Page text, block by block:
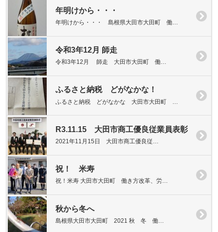
年明けから・・・
年明けから・・・ 島根県大田市大田町 働…
令和3年12月 師走
令和3年12月 師走 大田市大田町 働…
ふるさと納税 どがなかな！
ふるさと納税 どがなかな 大田市大田町 …
R3.11.15 大田市商工優良従業員表彰
2021年11月15日 大田市商工優良従…
祝！ 米寿
祝！米寿 大田市大田町 働き方改革、労…
秋から冬へ
島根県大田市大田町 2021 秋 冬 働…